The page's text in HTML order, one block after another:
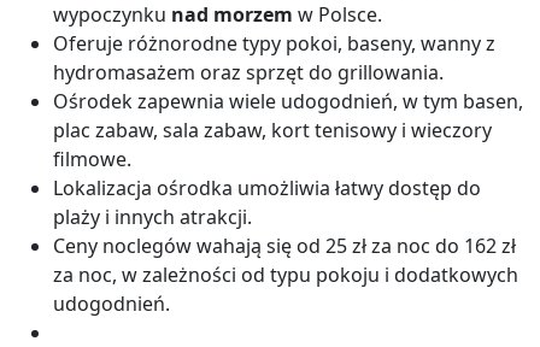
wypoczynku nad morzem w Polsce.
Oferuje różnorodne typy pokoi, baseny, wanny z
hydromasażem oraz sprzęt do grillowania.
Ośrodek zapewnia wiele udogodnień, w tym basen,
plac zabaw, sala zabaw, kort tenisowy i wieczory
filmowe.
Lokalizacja ośrodka umożliwia łatwy dostęp do
plaży i innych atrakcji.
Ceny noclegów wahają się od 25 zł za noc do 162 zł
za noc, w zależności od typu pokoju i dodatkowych
udogodnień.